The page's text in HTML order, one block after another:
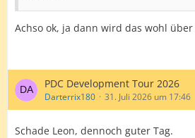
Achso ok, ja dann wird das wohl
PDC Development Tour 2026
Darterrix180 31. Juli 2026 um 17:46
Schade Leon, dennoch guter Tag.